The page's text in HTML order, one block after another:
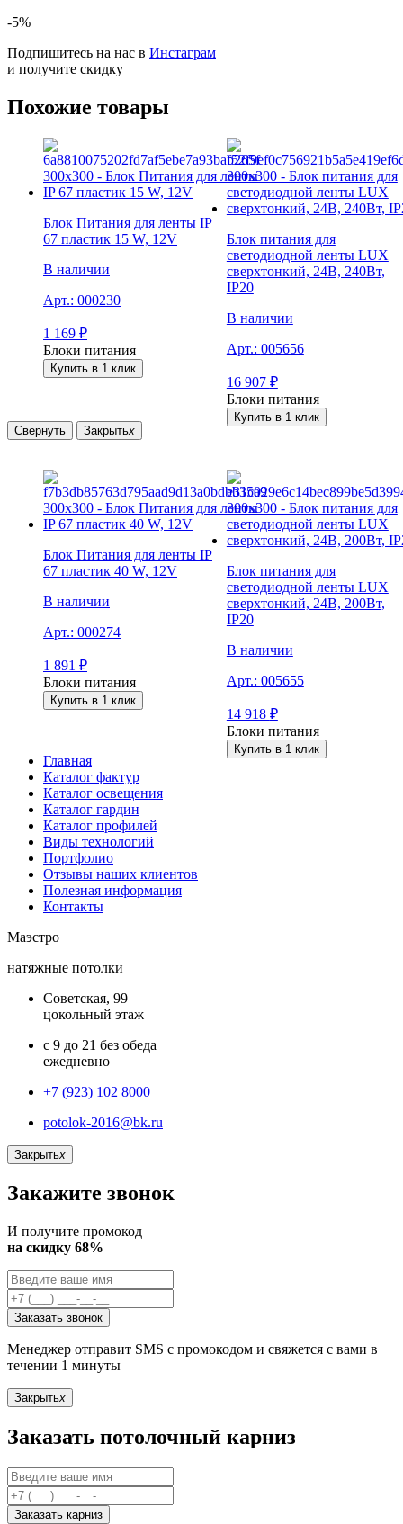
-5%
Подпишитесь на нас в Инстаграм
и получите скидку
Похожие товары
Блок Питания для ленты IP
67 пластик 15 W, 12V
В наличии
Арт.: 000230
1 169 ₽
Блоки питания
Купить в 1 клик
Блок питания для
светодиодной ленты LUX
сверхтонкий, 24В, 240Вт,
IP20
В наличии
Арт.: 005656
16 907 ₽
Блоки питания
Купить в 1 клик
Блок Питания для ленты IP
67 пластик 40 W, 12V
В наличии
Арт.: 000274
1 891 ₽
Блоки питания
Купить в 1 клик
Блок питания для
светодиодной ленты LUX
сверхтонкий, 24В, 200Вт,
IP20
В наличии
Арт.: 005655
14 918 ₽
Блоки питания
Купить в 1 клик
Свернуть Закрытьx
Главная
Каталог фактур
Каталог освещения
Каталог гардин
Каталог профилей
Виды технологий
Портфолио
Отзывы наших клиентов
Полезная информация
Контакты
Маэстро
натяжные потолки
Советская, 99
цокольный этаж
с 9 до 21 без обеда
ежедневно
+7 (923) 102 8000
potolok-2016@bk.ru
Закрытьx
Закажите звонок
И получите промокод
на скидку 68%
Заказать звонок
Менеджер отправит SMS с промокодом и свяжется с вами в
течении 1 минуты
Закрытьx
Заказать потолочный карниз
Заказать карниз